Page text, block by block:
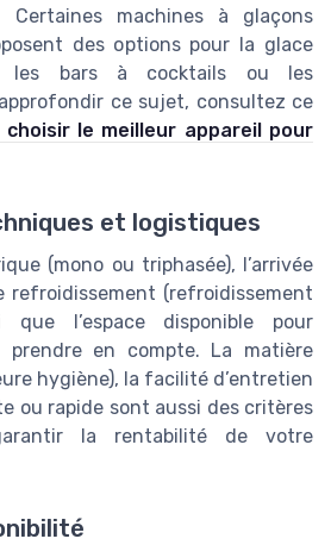
machines à glaçons
des options pour la glace
les bars à cocktails ou les
ce sujet, consultez ce
choisir le meilleur appareil pour
et logistiques
(mono ou triphasée), l’arrivée
refroidissement (refroidissement
l’espace disponible pour
prendre en compte. La matière
hygiène), la facilité d’entretien
ou rapide sont aussi des critères
la rentabilité de votre